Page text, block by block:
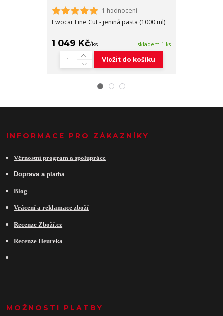
1 hodnocení
Ewocar Fine Cut - jemná pasta (1000 ml)
1 049 Kč/ks skladem 1 ks
Vložit do košíku
INFORMACE PRO ZÁKAZNÍKY
Věrnostní program a spolupráce
Doprava aplatba
Blog
Vrácení a reklamace zboží
Recenze Zboží.cz
Recenze Heureka
MOŽNOSTI PLATBY